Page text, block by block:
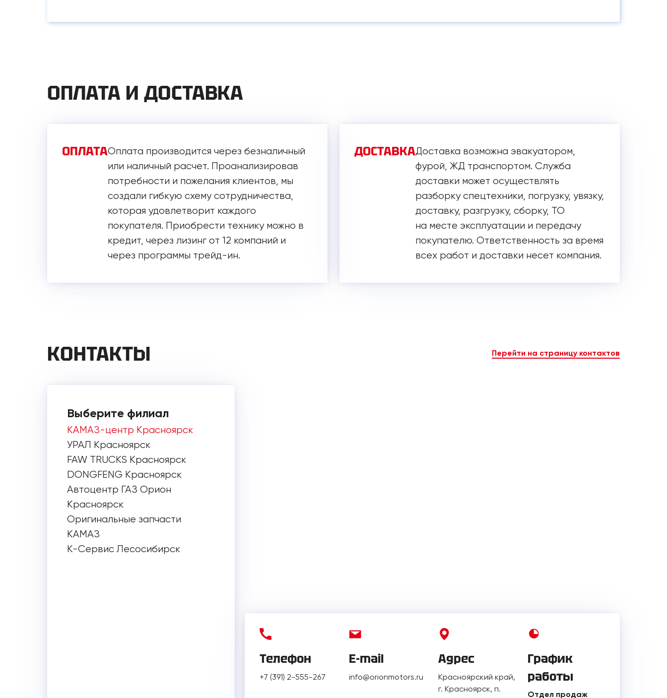
ОПЛАТА И ДОСТАВКА
ОПЛАТАОплата производится через безналичный
или наличный расчет. Проанализировав
потребности и пожелания клиентов, мы
создали гибкую схему сотрудничества,
которая удовлетворит каждого
покупателя. Приобрести технику можно в
кредит, через лизинг от 12 компаний и
через программы трейд-ин.
ДОСТАВКАДоставка возможна эвакуатором,
фурой, ЖД транспортом. Служба
доставки может осуществлять
разборку спецтехники, погрузку, увязку,
доставку, разгрузку, сборку, ТО
на месте эксплуатации и передачу
покупателю. Ответственность за время
всех работ и доставки несет компания.
КОНТАКТЫ Перейти на страницу контактов
Выберите филиал
КАМАЗ-центр Красноярск
УРАЛ Красноярск
FAW TRUCKS Красноярск
DONGFENG Красноярск
Автоцентр ГАЗ Орион
Красноярск
Оригинальные запчасти
КАМАЗ
К-Сервис Лесосибирск
Телефон
+7 (391) 2-555-267
E-mail
info@orionmotors.ru
Адрес
Красноярский край,
г. Красноярск, п.
График
работы
Отдел продаж